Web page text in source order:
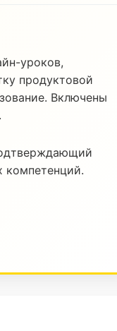
уроков,
продуктовой
Включены
компетенций.